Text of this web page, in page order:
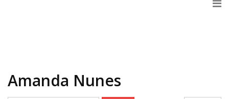
Amanda Nunes